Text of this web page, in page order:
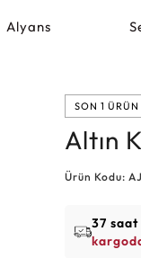
Alyans
SON 1 ÜRÜN
Altın
Ürün Kodu:
37 saat